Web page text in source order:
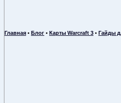
Главная • Блог • Карты Warcraft 3 • Гайды